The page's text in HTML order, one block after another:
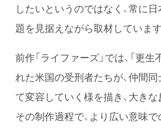
したいというのではなく、常に
題を見据えながら取材しています
前作「ライファーズ」では、「更
れた米国の受刑者たちが、仲間同
て変容していく様を描き、大き
その制作過程で、より広い意味で